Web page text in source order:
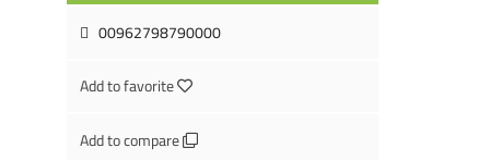
00962798790000
Add to favorite
Add to compare